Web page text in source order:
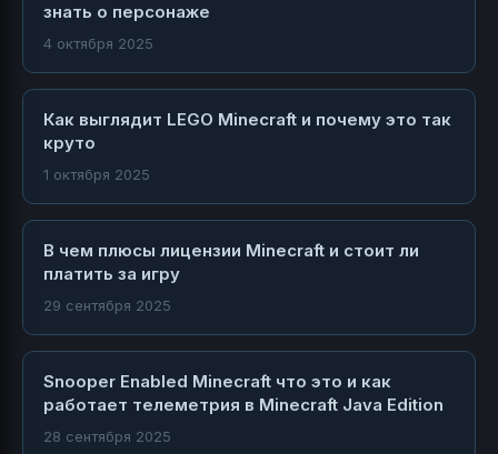
знать о персонаже
4 октября 2025
Как выглядит LEGO Minecraft и почему это так
круто
1 октября 2025
В чем плюсы лицензии Minecraft и стоит ли
платить за игру
29 сентября 2025
Snooper Enabled Minecraft что это и как
работает телеметрия в Minecraft Java Edition
28 сентября 2025